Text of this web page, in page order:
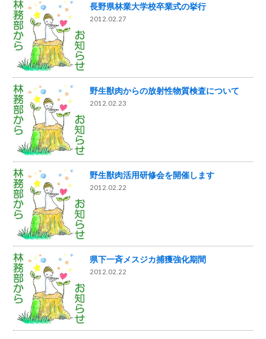
長野県林業大学校卒業式の挙行
2012.02.27
野生獣肉からの放射性物質検査について
2012.02.23
野生獣肉活用研修会を開催します
2012.02.22
県下一斉メスジカ捕獲強化期間
2012.02.22